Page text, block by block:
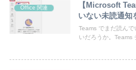
Office 関連
【Microsoft
いない未読通知
Teams でまだ読ん
いだろうか。Teams